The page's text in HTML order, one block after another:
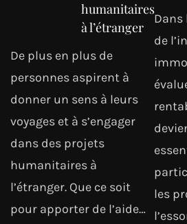
humanitaires
à l’étranger
De plus en plus de
personnes aspirent à
donner un sens à leurs
voyages et à s’engager
dans des projets
humanitaires à
l’étranger. Que ce soit
pour apporter de l’aide…
Dans
de
les